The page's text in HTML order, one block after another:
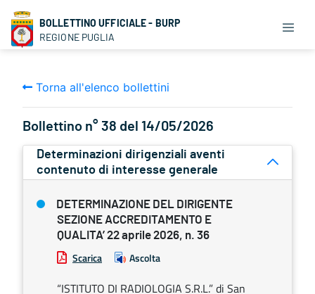
BOLLETTINO UFFICIALE - BURP
REGIONE PUGLIA
Torna all'elenco bollettini
Bollettino n° 38 del 14/05/2026
Determinazioni dirigenziali aventi
contenuto di interesse generale
DETERMINAZIONE DEL DIRIGENTE
SEZIONE ACCREDITAMENTO E
QUALITA’ 22 aprile 2026, n. 36
Scarica Ascolta
“ISTITUTO DI RADIOLOGIA S.R.L.” di San